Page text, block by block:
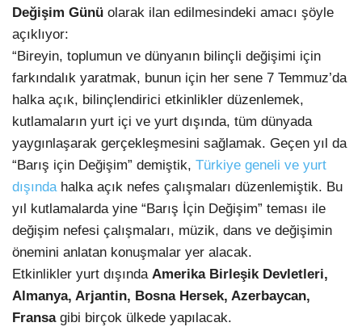
Değişim Günü olarak ilan edilmesindeki amacı şöyle
açıklıyor:
“Bireyin, toplumun ve dünyanın bilinçli değişimi için
farkındalık yaratmak, bunun için her sene 7 Temmuz’da
halka açık, bilinçlendirici etkinlikler düzenlemek,
kutlamaların yurt içi ve yurt dışında, tüm dünyada
yaygınlaşarak gerçekleşmesini sağlamak. Geçen yıl da
“Barış için Değişim” demiştik, Türkiye geneli ve yurt
dışındahalka açık nefes çalışmaları düzenlemiştik. Bu
yıl kutlamalarda yine “Barış İçin Değişim” teması ile
değişim nefesi çalışmaları, müzik, dans ve değişimin
önemini anlatan konuşmalar yer alacak.
Etkinlikler yurt dışında Amerika Birleşik Devletleri,
Almanya, Arjantin, Bosna Hersek, Azerbaycan,
Fransagibi birçok ülkede yapılacak.